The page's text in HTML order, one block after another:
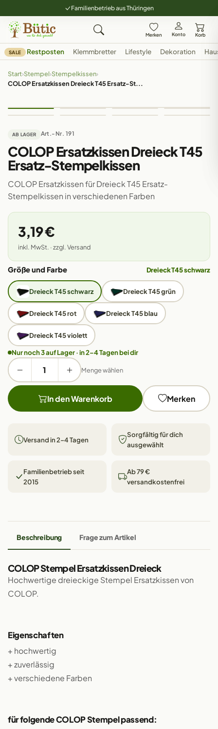
Familienbetrieb aus Thüringen
Merken Konto Korb
SALE Restposten Klemmbretter Lifestyle Dekoration
Start›Stempel›Stempelkissen›
COLOP Ersatzkissen Dreieck T45 Ersatz-St...
AB LAGER Art.-Nr. 191
COLOP Ersatzkissen Dreieck T45
Ersatz-Stempelkissen
COLOP Ersatzkissen für Dreieck T45 Ersatz-
Stempelkissen in verschiedenen Farben
3,19 €
inkl. MwSt. · zzgl. Versand
Größe und Farbe Dreieck T45 schwarz
Dreieck T45 schwarz Dreieck T45 grün
Dreieck T45 rot Dreieck T45 blau
Dreieck T45 violett
Nur noch 3 auf Lager · in 2–4 Tagen bei dir
Menge wählen
In den Warenkorb Merken
Versand in 2–4 Tagen
Sorgfältig für dich
ausgewählt
Familienbetrieb seit
2015
Ab 79 €
versandkostenfrei
Beschreibung Frage zum Artikel
COLOP Stempel Ersatzkissen Dreieck
Hochwertige dreieckige Stempel Ersatzkissen von
COLOP.
Eigenschaften
+ hochwertig
+ zuverlässig
+ verschiedene Farben
für folgende COLOP Stempel passend: